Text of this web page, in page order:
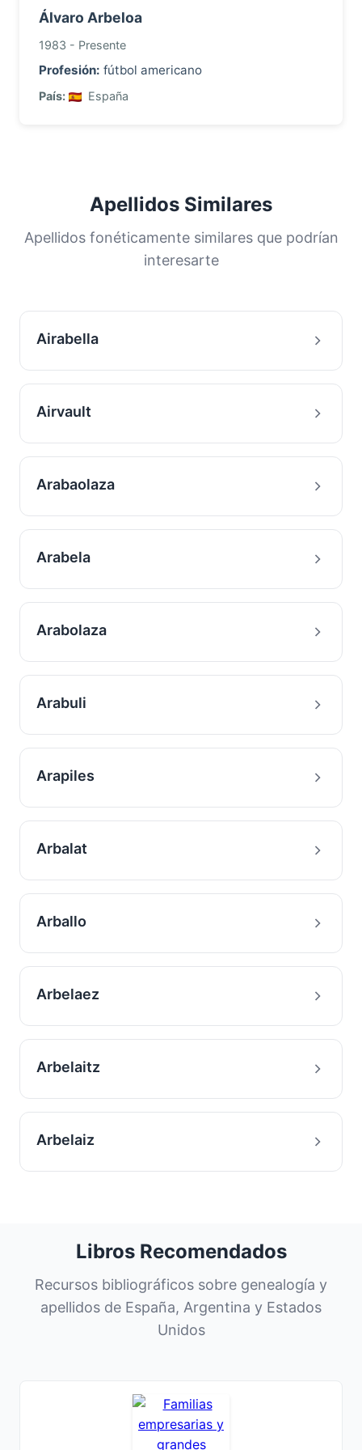
Álvaro Arbeloa
1983 - Presente
Profesión: fútbol americano
País: España
Apellidos Similares
Apellidos fonéticamente similares que podrían
interesarte
Airabella
Airvault
Arabaolaza
Arabela
Arabolaza
Arabuli
Arapiles
Arbalat
Arballo
Arbelaez
Arbelaitz
Arbelaiz
Libros Recomendados
Recursos bibliográficos sobre genealogía y
apellidos de España, Argentina y Estados
Unidos